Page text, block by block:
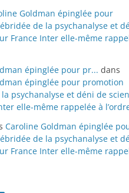
Goldman épinglée pour
de la psychanalyse et
France Inter elle-même
épinglée pour pr... dans
épinglée pour promotion
psychanalyse et déni de
elle-même rappelée à
Caroline Goldman épinglée
de la psychanalyse et
France Inter elle-même